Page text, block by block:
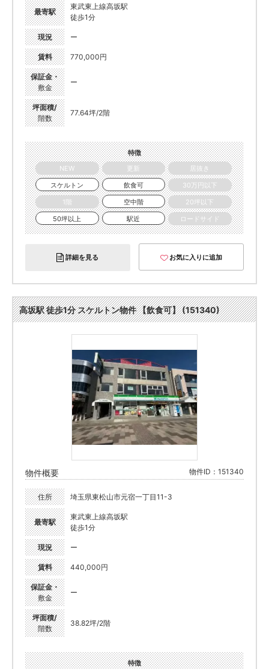
最寄駅
東武東上線高坂駅
徒歩1分
現況 ー
賃料 770,000円
保証金・
敷金
ー
坪面積/
階数
77.64坪/2階
特徴
NEW
更新
居抜き
スケルトン
飲食可
30万円以下
1階
空中階
20坪以下
50坪以上
駅近 ロードサイド
詳細を見る お気に入りに追加
高坂駅 徒歩1分 スケルトン物件 【飲食可】 (151340)
物件概要 物件ID：151340
住所 埼玉県東松山市元宿一丁目11-3
最寄駅
東武東上線高坂駅
徒歩1分
現況 ー
賃料 440,000円
保証金・
敷金
ー
坪面積/
階数
38.82坪/2階
特徴